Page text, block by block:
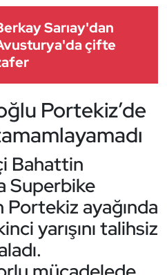
Sarıay'dan
çifte
Portekiz’de
Bahattin
Superbike
Portekiz ayağında
yarışını talihsiz